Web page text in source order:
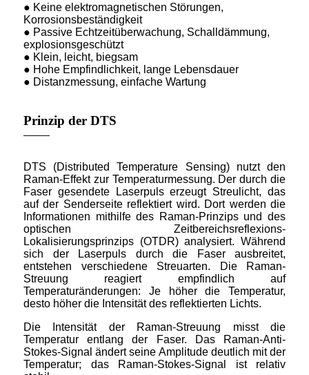
● Keine elektromagnetischen Störungen,
Korrosionsbeständigkeit
● Passive Echtzeitüberwachung, Schalldämmung,
explosionsgeschützt
● Klein, leicht, biegsam
● Hohe Empfindlichkeit, lange Lebensdauer
● Distanzmessung, einfache Wartung
Prinzip der DTS
DTS (Distributed Temperature Sensing) nutzt den
Raman-Effekt zur Temperaturmessung. Der durch die
Faser gesendete Laserpuls erzeugt Streulicht, das
auf der Senderseite reflektiert wird. Dort werden die
Informationen mithilfe des Raman-Prinzips und des
optischen Zeitbereichsreflexions-
Lokalisierungsprinzips (OTDR) analysiert. Während
sich der Laserpuls durch die Faser ausbreitet,
entstehen verschiedene Streuarten. Die Raman-
Streuung reagiert empfindlich auf
Temperaturänderungen: Je höher die Temperatur,
desto höher die Intensität des reflektierten Lichts.
Die Intensität der Raman-Streuung misst die
Temperatur entlang der Faser. Das Raman-Anti-
Stokes-Signal ändert seine Amplitude deutlich mit der
Temperatur; das Raman-Stokes-Signal ist relativ